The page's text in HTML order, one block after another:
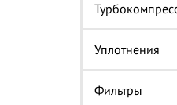
Уплотнения
Фильтры